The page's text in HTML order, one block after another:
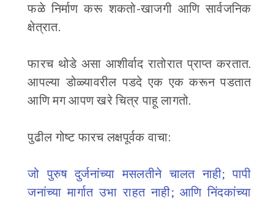
फळे निर्माण करू शकतो-खाजगी आणि सार्वजनिक
क्षेत्रात.
फारच थोडे असा आशीर्वाद रातोरात प्राप्त करतात.
आपल्या डोळ्यावरील पडदे एक एक करून पडतात
आणि मग आपण खरे चित्र पाहू लागतो.
पुढील गोष्ट फारच लक्षपूर्वक वाचा:
जो पुरुष दुर्जनांच्या मसलतीने चालत नाही; पापी
जनांच्या मार्गात उभा राहत नाही; आणि निंदकांच्या